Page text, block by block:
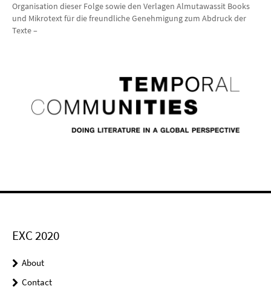
Organisation dieser Folge sowie den Verlagen Almutawassit Books
und Mikrotext für die freundliche Genehmigung zum Abdruck der
Texte –
EXC 2020
About
Contact